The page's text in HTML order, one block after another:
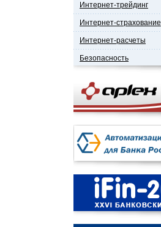
Интернет-трейдинг
Интернет-страхование
Интернет-расчеты
Безопасность